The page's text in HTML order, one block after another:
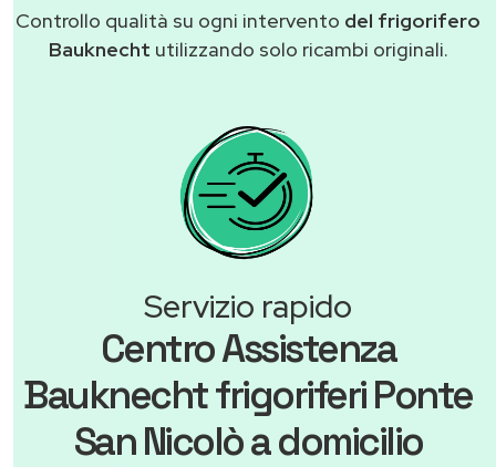
Controllo qualità su ogni intervento del frigorifero
Bauknecht utilizzando solo ricambi originali.
Servizio rapido
Centro Assistenza
Bauknecht frigoriferi Ponte
San Nicolò a domicilio